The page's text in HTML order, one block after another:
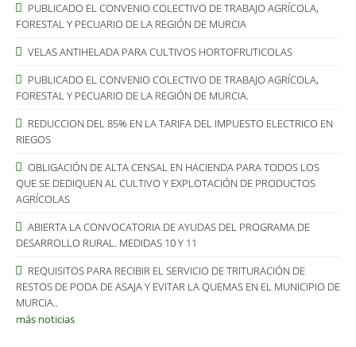
PUBLICADO EL CONVENIO COLECTIVO DE TRABAJO AGRÍCOLA,
FORESTAL Y PECUARIO DE LA REGIÓN DE MURCIA
VELAS ANTIHELADA PARA CULTIVOS HORTOFRUTICOLAS
PUBLICADO EL CONVENIO COLECTIVO DE TRABAJO AGRÍCOLA,
FORESTAL Y PECUARIO DE LA REGIÓN DE MURCIA.
REDUCCION DEL 85% EN LA TARIFA DEL IMPUESTO ELECTRICO EN
RIEGOS
OBLIGACIÓN DE ALTA CENSAL EN HACIENDA PARA TODOS LOS
QUE SE DEDIQUEN AL CULTIVO Y EXPLOTACIÓN DE PRODUCTOS
AGRÍCOLAS
ABIERTA LA CONVOCATORIA DE AYUDAS DEL PROGRAMA DE
DESARROLLO RURAL. MEDIDAS 10 Y 11
REQUISITOS PARA RECIBIR EL SERVICIO DE TRITURACIÓN DE
RESTOS DE PODA DE ASAJA Y EVITAR LA QUEMAS EN EL MUNICIPIO DE
MURCIA..
más noticias